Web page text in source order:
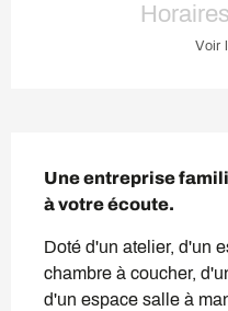
Voir
Une entreprise
à votre écoute.
Doté d'un atelier, d'un
chambre à coucher,
d'un espace salle à